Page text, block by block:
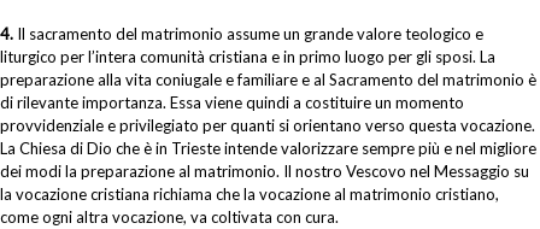
4. Il sacramento del matrimonio assume un grande valore teologico e
liturgico per l’intera comunità cristiana e in primo luogo per gli sposi. La
preparazione alla vita coniugale e familiare e al Sacramento del matrimonio è
di rilevante importanza. Essa viene quindi a costituire un momento
provvidenziale e privilegiato per quanti si orientano verso questa vocazione.
La Chiesa di Dio che è in Trieste intende valorizzare sempre più e nel migliore
dei modi la preparazione al matrimonio. Il nostro Vescovo nel Messaggio su
la vocazione cristiana richiama che la vocazione al matrimonio cristiano,
come ogni altra vocazione, va coltivata con cura.